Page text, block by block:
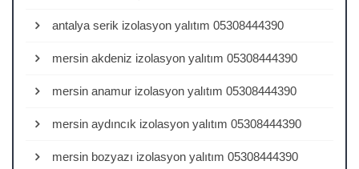
antalya serik izolasyon yalıtım 05308444390
mersin akdeniz izolasyon yalıtım 05308444390
mersin anamur izolasyon yalıtım 05308444390
mersin aydıncık izolasyon yalıtım 05308444390
mersin bozyazı izolasyon yalıtım 05308444390